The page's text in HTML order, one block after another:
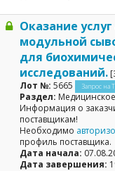
Оказание
модульной
для
исследований.
Лот №: 5665 Запрос на
Раздел:
Информация о
поставщикам!
Необходимо
профиль поставщика.
Дата начала:
Дата завершения: